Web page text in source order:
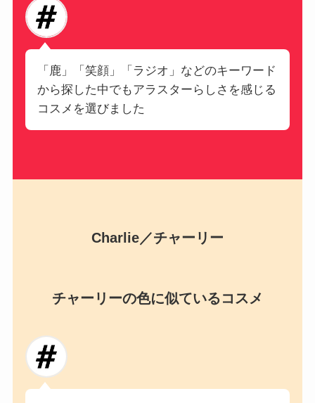
「鹿」「笑顔」「ラジオ」などのキーワード
から探した中でもアラスターらしさを感じる
コスメを選びました
Charlie／チャーリー
チャーリーの色に似ているコスメ